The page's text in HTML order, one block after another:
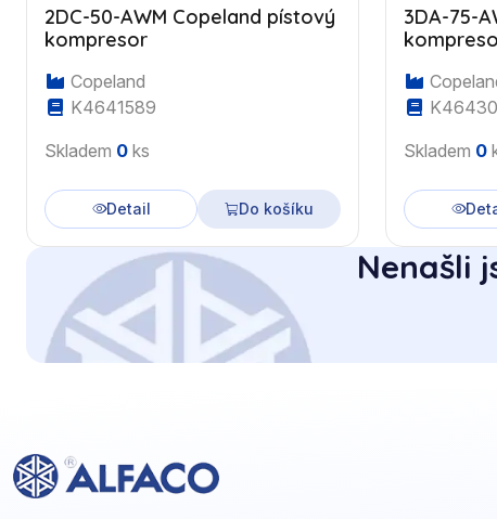
2DC-50-AWM Copeland pístový
kompresor
Copeland
K4641589
Skladem 0 ks
Detail Do košíku
3DA-75-
Skladem 0
Nenašli